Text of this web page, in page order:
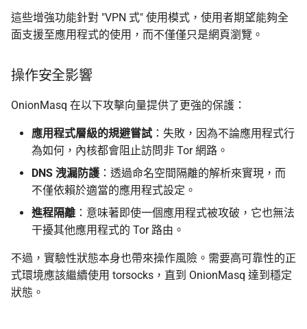
這些增強功能針對 "VPN 式" 使用模式，使用者期望能夠全
面支援至應用程式的使用，而不僅僅只是網頁瀏覽。
操作安全影響
OnionMasq 在以下攻擊向量提供了更強的保護：
應用程式層級的規避嘗試 ：失敗，因為不論應用程式行
為如何，內核都會阻止訪問非 Tor 網路。
DNS 洩漏防護 ：透過命名空間隔離的解析來實現，而
不僅依賴於適當的應用程式設定。
進程隔離 ：意味著即使一個應用程式被攻破，它也無法
干擾其他應用程式的 Tor 路由。
不過，實驗性狀態本身也帶來操作風險。需要高可靠性的正
式環境應該繼續使用 torsocks，直到 OnionMasq 達到穩定
狀態。